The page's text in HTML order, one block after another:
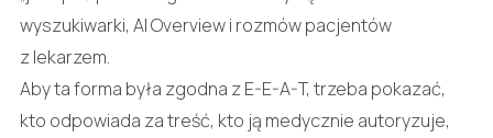
wyszukiwarki, AI Overview i rozmów pacjentów
z lekarzem.
Aby ta forma była zgodna z E-E-A-T, trzeba pokazać,
kto odpowiada za treść, kto ją medycznie autoryzuje,